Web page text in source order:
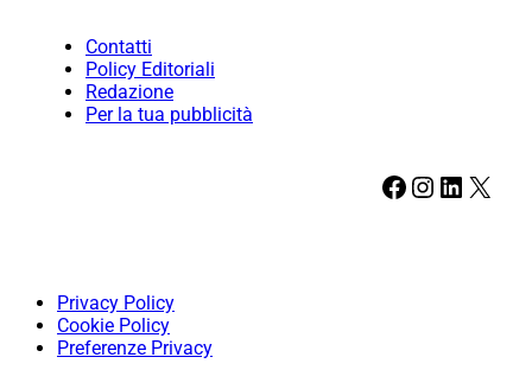
Contatti
Policy Editoriali
Redazione
Per la tua pubblicità
Facebook Instagram LinkedIn X
Privacy Policy
Cookie Policy
Preferenze Privacy